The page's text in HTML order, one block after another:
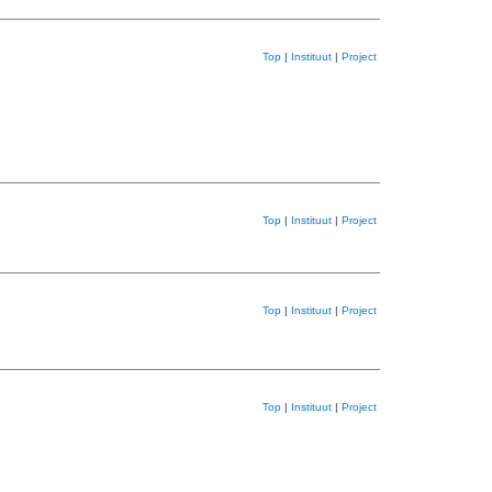
Top | Instituut | Project
Top | Instituut | Project
Top | Instituut | Project
Top | Instituut | Project